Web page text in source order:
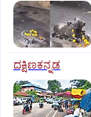
ದಕ್ಷಿಣಕನ್ನಡ